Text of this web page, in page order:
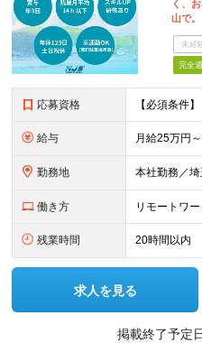
く、
山で。
未経
完全
応募資格
給与
勤務地
働き方 リモートワ
残業時間 20時間以内
求人を見る
掲載終了予定